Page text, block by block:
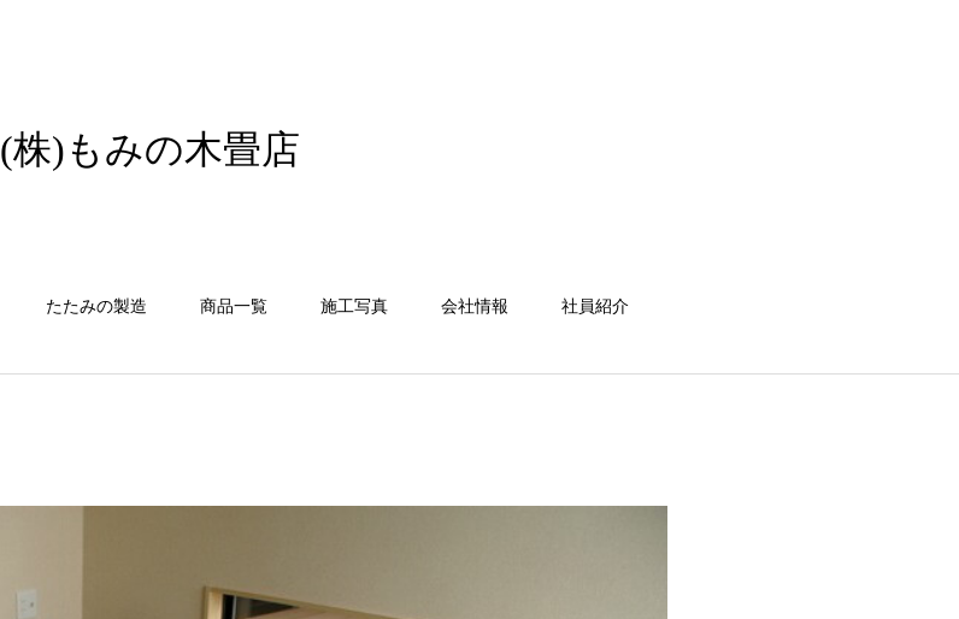
(株)もみの木畳店
たたみの製造 商品一覧 施工写真 会社情報 社員紹介